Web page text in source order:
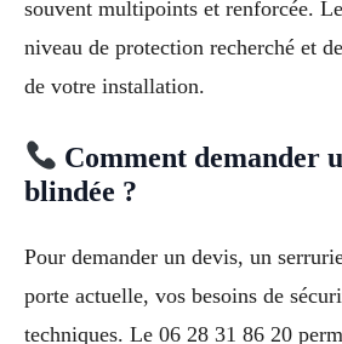
souvent multipoints et renforcée.
niveau de protection recherché et
de votre installation.
Comment demander
blindée ?
Pour demander un devis, un
porte actuelle, vos besoins de
techniques. Le 06 28 31 86 20